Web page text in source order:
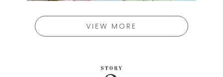
VIEW MORE